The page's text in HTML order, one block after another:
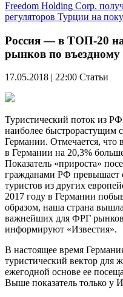
Freedom Holding Corp.
регуляторов Турции на
Россия — в ТОП-20
рынков по въездному
17.05.2018 | 22:00 Статьи
Туристический поток из РФ
наиболее быстрорастущим
Германии. Отмечается, что
в Германии на 20,3%
Показатель «прироста»
гражданами РФ превышает
туристов из других
2017 году в Германии
образом, наша страна
важнейших для ФРГ
информируют «Известия».
В настоящее время
туристический вектор для
ежегодной основе ее
Выше показатель только у